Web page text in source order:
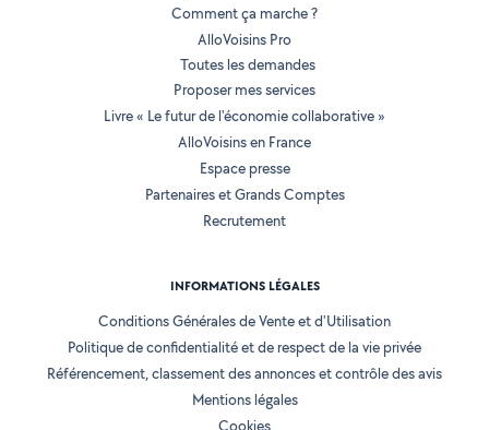
Comment ça marche ?
AlloVoisins Pro
Toutes les demandes
Proposer mes services
Livre « Le futur de l'économie collaborative »
AlloVoisins en France
Espace presse
Partenaires et Grands Comptes
Recrutement
INFORMATIONS LÉGALES
Conditions Générales de Vente et d'Utilisation
Politique de confidentialité et de respect de la vie privée
Référencement, classement des annonces et contrôle des avis
Mentions légales
Cookies